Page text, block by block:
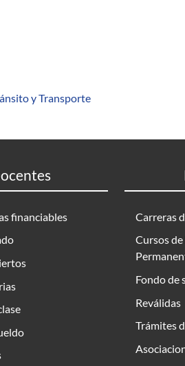
a eventos discretos
a la ingeniería de Tránsito
a la ingeniería de Tránsito
de informática urbana:
y Transporte
financiables
Carreras
Cursos
Fondo de
Reválidas
Trámites